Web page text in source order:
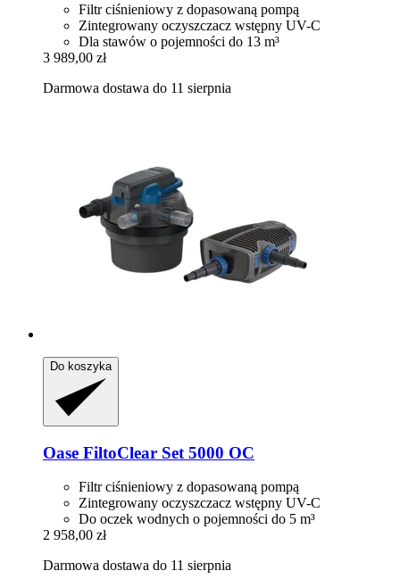
Filtr ciśnieniowy z dopasowaną pompą
Zintegrowany oczyszczacz wstępny UV-C
Dla stawów o pojemności do 13 m³
3 989,00 zł
Darmowa dostawa do 11 sierpnia
Do koszyka
Oase FiltoClear Set 5000 OC
Filtr ciśnieniowy z dopasowaną pompą
Zintegrowany oczyszczacz wstępny UV-C
Do oczek wodnych o pojemności do 5 m³
2 958,00 zł
Darmowa dostawa do 11 sierpnia